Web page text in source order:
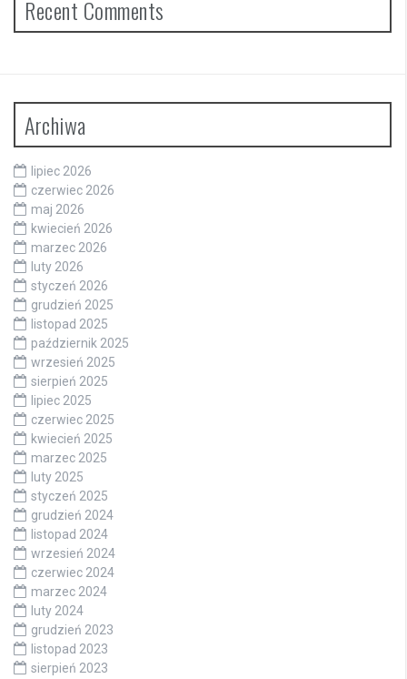
Recent Comments
Archiwa
lipiec 2026
czerwiec 2026
maj 2026
kwiecień 2026
marzec 2026
luty 2026
styczeń 2026
grudzień 2025
listopad 2025
październik 2025
wrzesień 2025
sierpień 2025
lipiec 2025
czerwiec 2025
kwiecień 2025
marzec 2025
luty 2025
styczeń 2025
grudzień 2024
listopad 2024
wrzesień 2024
czerwiec 2024
marzec 2024
luty 2024
grudzień 2023
listopad 2023
sierpień 2023